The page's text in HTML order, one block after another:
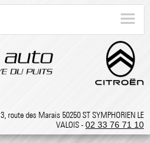
3, route des Marais 50250 ST SYMPHORIEN LE
VALOIS -02 33 76 71 10